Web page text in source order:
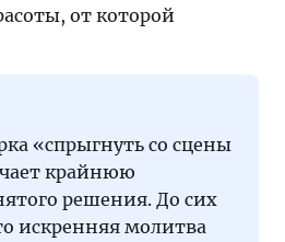
от которой
«спрыгнуть со сцены
крайнюю
решения. До сих
искренняя молитва